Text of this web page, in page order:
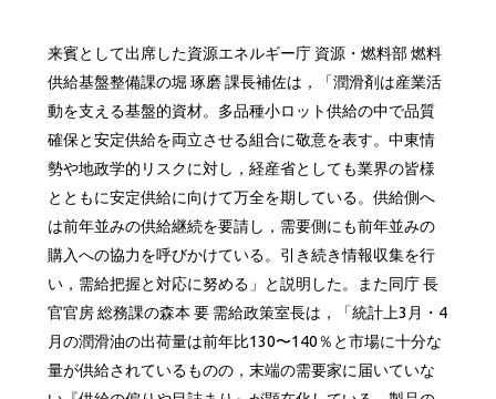
来賓として出席した資源エネルギー庁 資源・燃料部 燃料
供給基盤整備課の堀 琢磨 課長補佐は，「潤滑剤は産業活
動を支える基盤的資材。多品種小ロット供給の中で品質
確保と安定供給を両立させる組合に敬意を表す。中東情
勢や地政学的リスクに対し，経産省としても業界の皆様
とともに安定供給に向けて万全を期している。供給側へ
は前年並みの供給継続を要請し，需要側にも前年並みの
購入への協力を呼びかけている。引き続き情報収集を行
い，需給把握と対応に努める」と説明した。また同庁 長
官官房 総務課の森本 要 需給政策室長は，「統計上3月・4
月の潤滑油の出荷量は前年比130〜140％と市場に十分な
量が供給されているものの，末端の需要家に届いていな